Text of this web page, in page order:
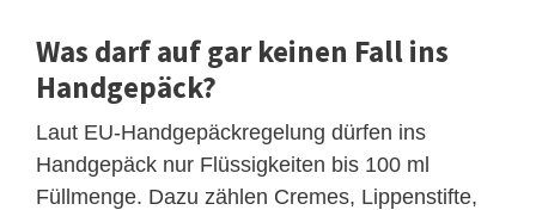
Was darf auf gar keinen Fall ins
Handgepäck?
Laut EU-Handgepäckregelung dürfen ins
Handgepäck nur Flüssigkeiten bis 100 ml
Füllmenge. Dazu zählen Cremes, Lippenstifte,